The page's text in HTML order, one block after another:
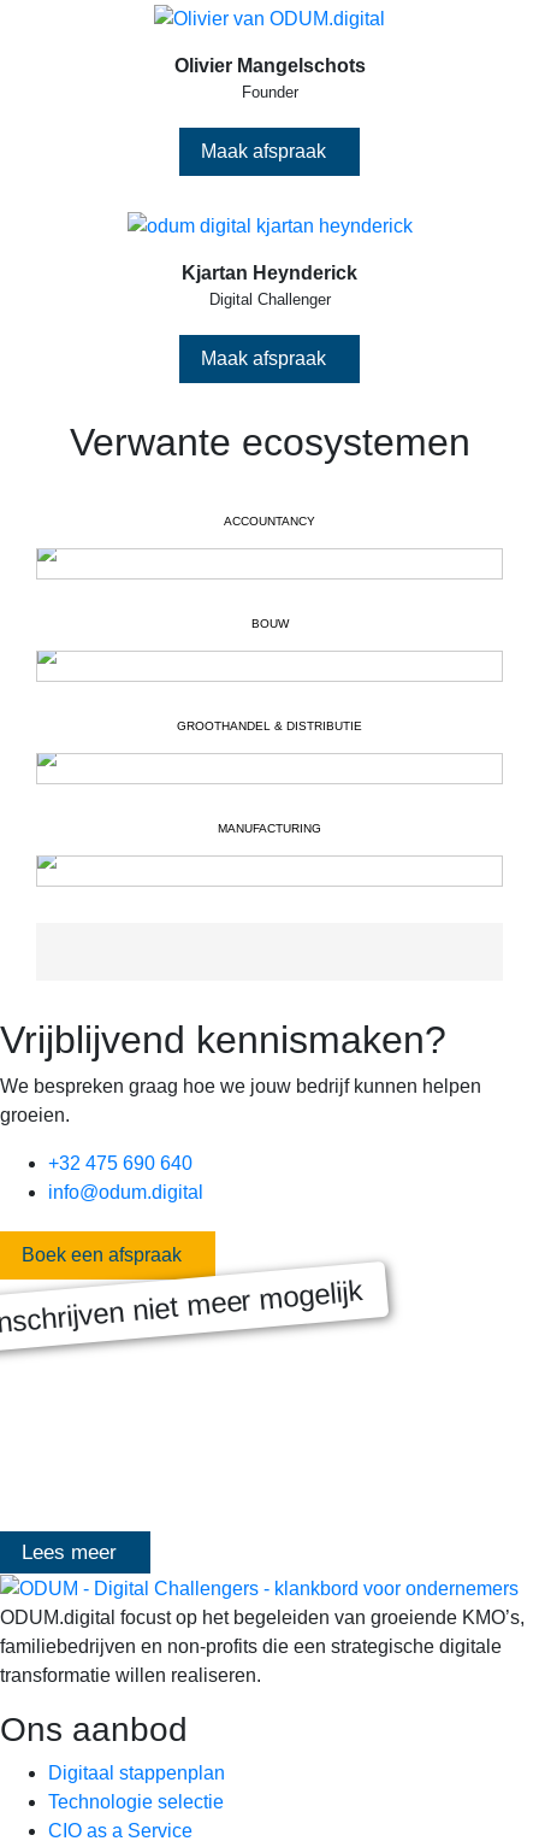
Olivier Mangelschots
Founder
Maak afspraak
Kjartan Heynderick
Digital Challenger
Maak afspraak
Verwante ecosystemen
ACCOUNTANCY
BOUW
GROOTHANDEL & DISTRIBUTIE
MANUFACTURING
Vrijblijvend kennismaken?
We bespreken graag hoe we jouw bedrijf kunnen helpen
groeien.
+32 475 690 640
info@odum.digital
Boek een afspraak
niet meer mogelijk
MASTERCLASS 2025
Lees meer
ODUM.digital focust op het begeleiden van groeiende KMO’s,
familiebedrijven en non-profits die een strategische digitale
transformatie willen realiseren.
Ons aanbod
Digitaal stappenplan
Technologie selectie
CIO as a Service